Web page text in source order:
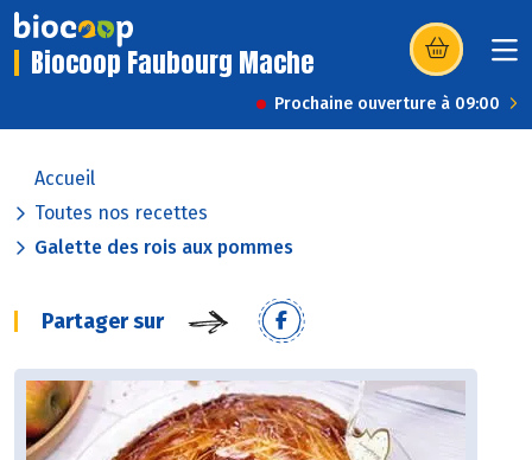
Biocoop Faubourg Mache (s’ouvre dans
Prochaine ouverture à 09:00
Accueil
Toutes nos recettes
Galette des rois aux pommes
Partager sur